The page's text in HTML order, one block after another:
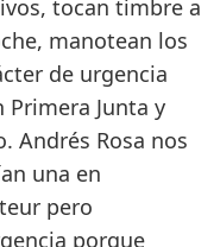
tocan timbre a
manotean los
de urgencia
Primera Junta y
Andrés Rosa nos
una en
pero
porque